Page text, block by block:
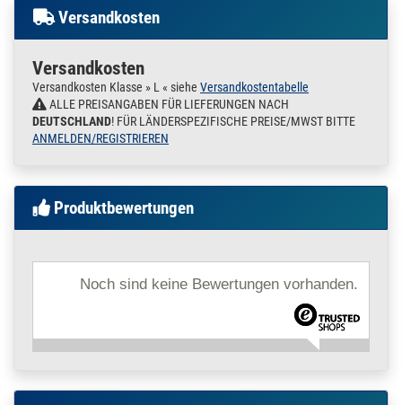
V2A für 8 mm Seil
120.1650 1200036.00003 Seil Block
Umlenkrolle mit
Rolle
10 mm
Versandkosten
Versandkosten
Versandkosten Klasse » L « siehe Versandkostentabelle
ALLE PREISANGABEN FÜR LIEFERUNGEN NACH
DEUTSCHLAND! FÜR LÄNDERSPEZIFISCHE PREISE/MWST BITTE
ANMELDEN/REGISTRIEREN
Produktbewertungen
Noch sind keine Bewertungen vorhanden.